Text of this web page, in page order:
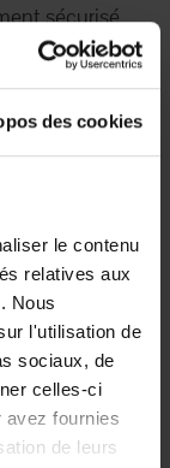
des cookies
le contenu
relatives aux
Nous
l'utilisation de
sociaux, de
celles-ci
avez fournies
de leurs
sécurisé
100% sécurisé par
ou Paypal
jusqu'à 17h
est
vasculaires